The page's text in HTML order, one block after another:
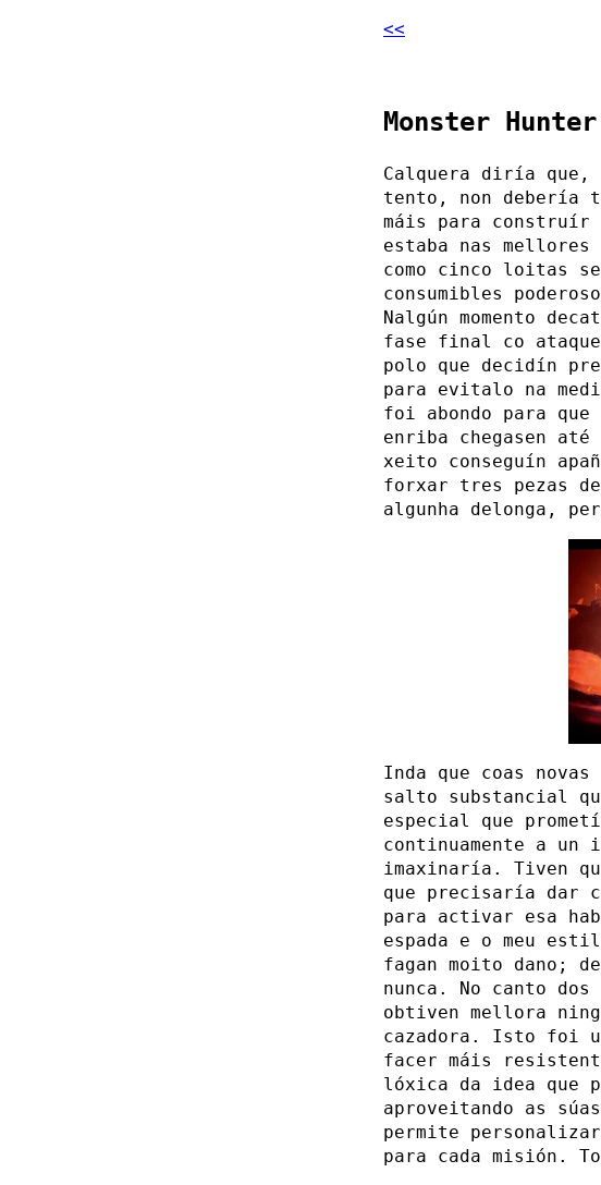
<<
Monster
Calquera diría que,
tento, non debería
máis para construír
estaba nas mellores
como cinco loitas
consumibles
Nalgún momento
fase final co ataque
polo que decidín
para evitalo na
foi abondo para que
enriba chegasen
xeito conseguín
forxar tres pezas de
algunha delonga,
Inda que coas
salto substancial
especial que
continuamente a un
imaxinaría. Tiven
que precisaría dar
para activar esa
espada e o meu
fagan moito dano;
nunca. No canto dos
obtiven mellora
cazadora. Isto foi
facer máis
lóxica da idea que
aproveitando as
permite
para cada misión.